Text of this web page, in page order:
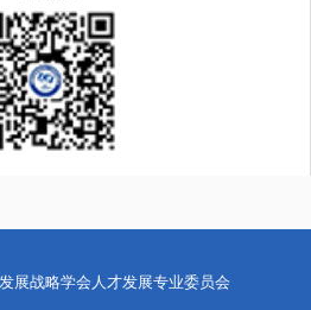
展战略学会人才发展专业委员会